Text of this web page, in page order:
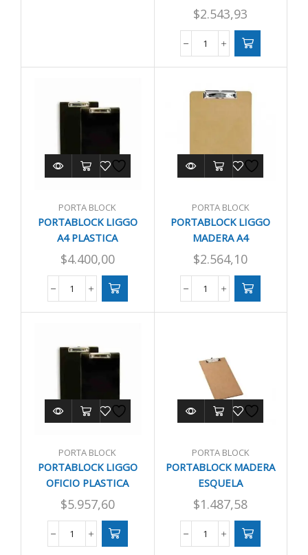
$2.543,93
PORTABLOCK
CON
TAPA
PORTA BLOCK
PORTABLOCK LIGGO
A4 PLASTICA
$4.400,00
PORTABLOCK
cantidad
PORTA BLOCK
PORTABLOCK LIGGO
MADERA A4
$2.564,10
PORTABLOCK
PORTA BLOCK
PORTABLOCK LIGGO
OFICIO PLASTICA
$5.957,60
PORTABLOCK
PORTA BLOCK
PORTABLOCK MADERA
ESQUELA
$1.487,58
PORTABLOCK